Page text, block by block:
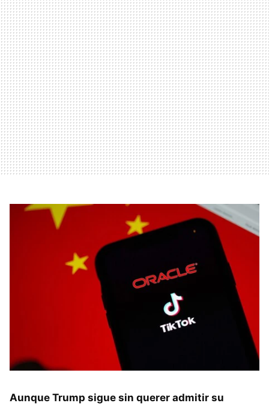
Aunque Trump sigue sin querer admitir su